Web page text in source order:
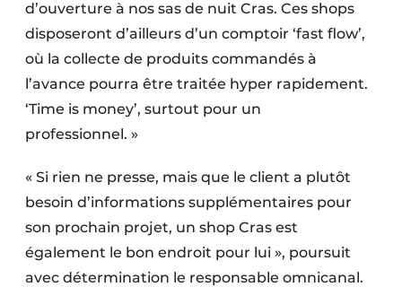
d’ouverture à nos sas de nuit Cras. Ces shops
disposeront d’ailleurs d’un comptoir ‘fast flow’,
où la collecte de produits commandés à
l’avance pourra être traitée hyper rapidement.
‘Time is money’, surtout pour un
professionnel. »
« Si rien ne presse, mais que le client a plutôt
besoin d’informations supplémentaires pour
son prochain projet, un shop Cras est
également le bon endroit pour lui », poursuit
avec détermination le responsable omnicanal.